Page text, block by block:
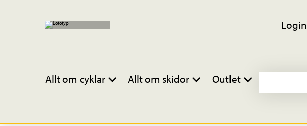
Login
Allt om cyklar Allt om skidor Outlet